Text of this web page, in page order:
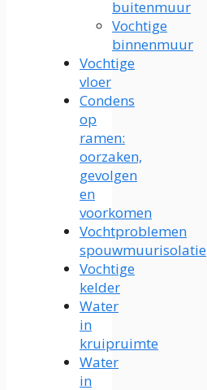
buitenmuur
Vochtige
binnenmuur
Vochtige
vloer
Condens
op
ramen:
oorzaken,
gevolgen
en
voorkomen
Vochtproblemen
spouwmuurisolatie
Vochtige
kelder
Water
in
kruipruimte
Water
in